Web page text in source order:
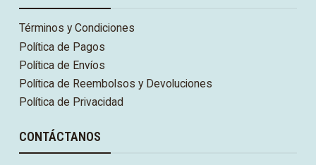
Términos y Condiciones
Política de Pagos
Política de Envíos
Política de Reembolsos y Devoluciones
Política de Privacidad
CONTÁCTANOS